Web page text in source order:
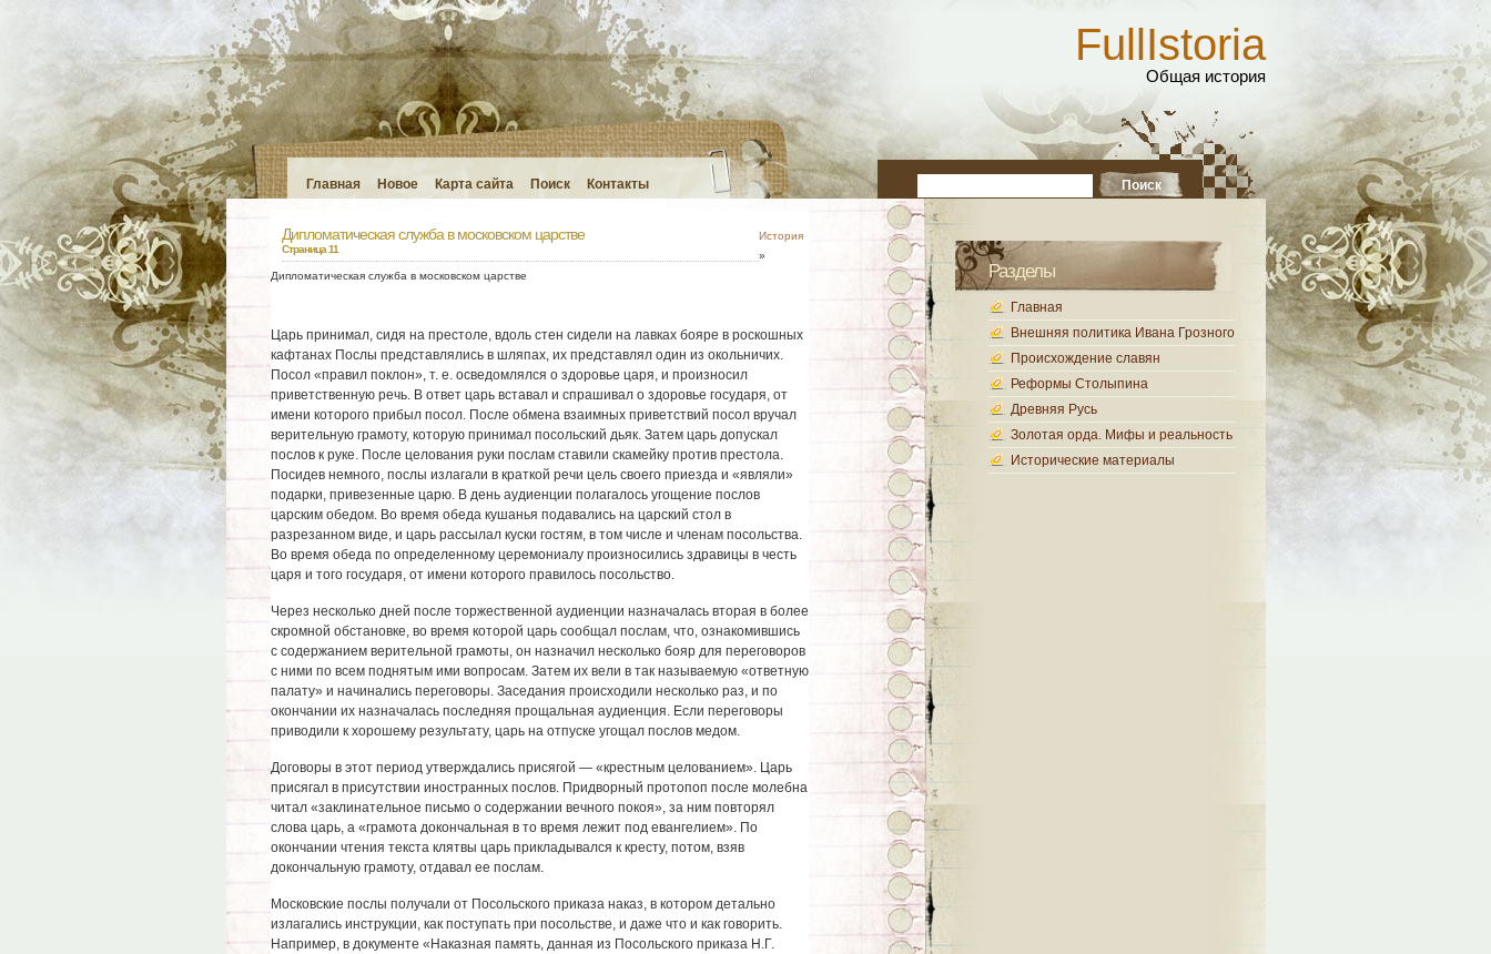
FullIstoria
Общая история
Главная Новое Карта сайта Поиск Контакты
Дипломатическая служба в московском царстве
Страница 11
История
»
Дипломатическая служба в московском царстве
Царь принимал, сидя на престоле, вдоль стен сидели на лавках бояре в роскошных
кафтанах Послы представлялись в шляпах, их представлял один из окольничих.
Посол «правил поклон», т. е. осведомлялся о здоровье царя, и произносил
приветственную речь. В ответ царь вставал и спрашивал о здоровье государя, от
имени которого прибыл посол. После обмена взаимных приветствий посол вручал
верительную грамоту, которую принимал посольский дьяк. Затем царь допускал
послов к руке. После целования руки послам ставили скамейку против престола.
Посидев немного, послы излагали в краткой речи цель своего приезда и «являли»
подарки, привезенные царю. В день аудиенции полагалось угощение послов
царским обедом. Во время обеда кушанья подавались на царский стол в
разрезанном виде, и царь рассылал куски гостям, в том числе и членам посольства.
Во время обеда по определенному церемониалу произносились здравицы в честь
царя и того государя, от имени которого правилось посольство.
Через несколько дней после торжественной аудиенции назначалась вторая в более
скромной обстановке, во время которой царь сообщал послам, что, ознакомившись
с содержанием верительной грамоты, он назначил несколько бояр для переговоров
с ними по всем поднятым ими вопросам. Затем их вели в так называемую «ответную
палату» и начинались переговоры. Заседания происходили несколько раз, и по
окончании их назначалась последняя прощальная аудиенция. Если переговоры
приводили к хорошему результату, царь на отпуске угощал послов медом.
Договоры в этот период утверждались присягой — «крестным целованием». Царь
присягал в присутствии иностранных послов. Придворный протопоп после молебна
читал «заклинательное письмо о содержании вечного покоя», за ним повторял
слова царь, а «грамота докончальная в то время лежит под евангелием». По
окончании чтения текста клятвы царь прикладывался к кресту, потом, взяв
докончальную грамоту, отдавал ее послам.
Московские послы получали от Посольского приказа наказ, в котором детально
излагались инструкции, как поступать при посольстве, и даже что и как говорить.
Например, в документе «Наказная память, данная из Посольского приказа Н.Г.
Разделы
Главная
Внешняя политика Ивана Грозного
Происхождение славян
Реформы Столыпина
Древняя Русь
Золотая орда. Мифы и реальность
Исторические материалы